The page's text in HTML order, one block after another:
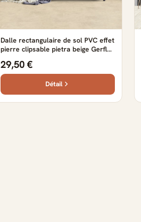
Dalle rectangulaire de sol PVC effet
pierre clipsable pietra beige Gerflor
29,50 €
Détail